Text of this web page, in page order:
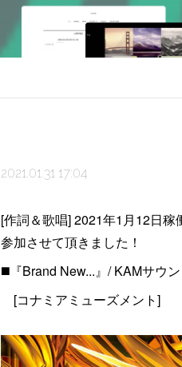
2021.01.31 17:04
[作詞＆歌唱] 2021年1月12日
参加させて頂きました！
◼️『Brand New...』/ KAMサウ
[コナミアミューズメント]